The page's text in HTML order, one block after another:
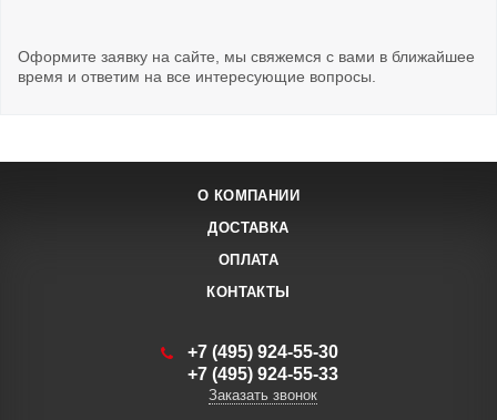
Оформите заявку на сайте, мы свяжемся с вами в ближайшее
время и ответим на все интересующие вопросы.
О КОМПАНИИ
ДОСТАВКА
ОПЛАТА
КОНТАКТЫ
+7 (495) 924-55-30
+7 (495) 924-55-33
Заказать звонок